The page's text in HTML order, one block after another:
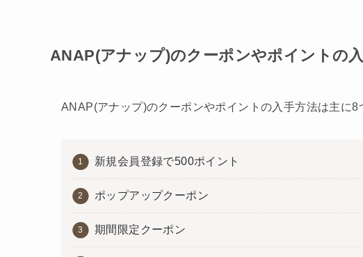
ANAP(アナップ)のクーポンやポイントの
ANAP(アナップ)のクーポンやポイントの入手方法は主に8
新規会員登録で500ポイント
ポップアップクーポン
期間限定クーポン